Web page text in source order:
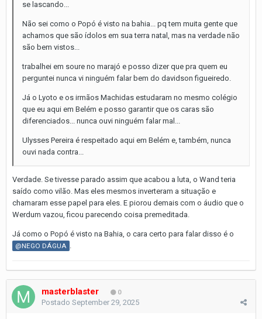
se lascando...
Não sei como o Popó é visto na bahia... pq tem muita gente que
achamos que são ídolos em sua terra natal, mas na verdade não
são bem vistos...
trabalhei em soure no marajó e posso dizer que pra quem eu
perguntei nunca vi ninguém falar bem do davidson figueiredo.
Já o Lyoto e os irmãos Machidas estudaram no mesmo colégio
que eu aqui em Belém e posso garantir que os caras são
diferenciados... nunca ouvi ninguém falar mal...
Ulysses Pereira é respeitado aqui em Belém e, também, nunca
ouvi nada contra...
Verdade. Se tivesse parado assim que acabou a luta, o Wand teria
saído como vilão. Mas eles mesmos inverteram a situação e
chamaram esse papel para eles. E piorou demais com o áudio que o
Werdum vazou, ficou parecendo coisa premeditada.
Já como o Popó é visto na Bahia, o cara certo para falar disso é o
@NEGO DÁGUA
masterblaster 0
Postado September 29, 2025